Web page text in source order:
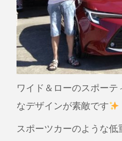
ワイド＆ローのスポーテ
なデザインが素敵です
スポーツカーのような低